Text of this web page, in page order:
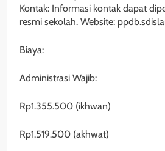
Kontak: Informasi kontak dapat
resmi sekolah. Website:
Biaya:
Administrasi Wajib:
Rp1.355.500 (ikhwan)
Rp1.519.500 (akhwat)